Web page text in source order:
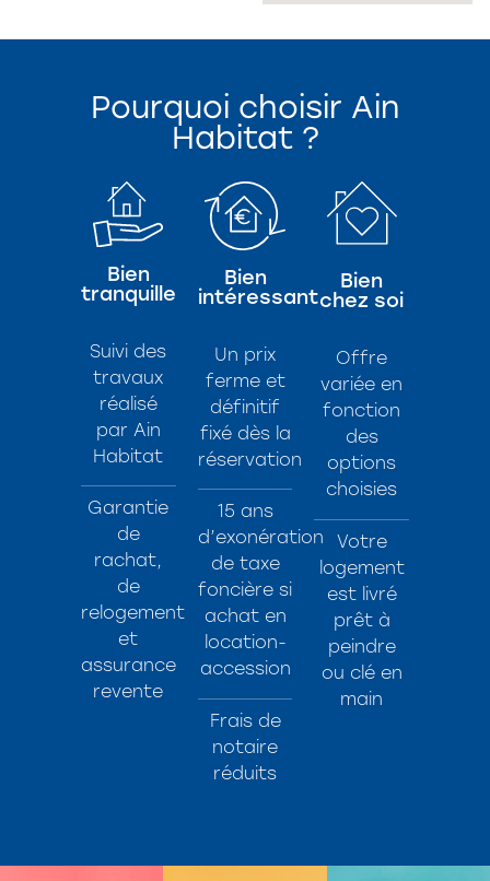
Pourquoi choisir Ain
Habitat ?
Bien
tranquille
Suivi des
travaux
réalisé
par Ain
Habitat
Garantie
de
rachat,
de
relogement
et
assurance
revente
Bien
intéressant
Un prix
ferme et
définitif
fixé dès la
réservation
15 ans
d’exonération
de taxe
foncière si
achat en
location-
accession
Frais de
notaire
réduits
Bien
chez soi
Offre
variée en
fonction
des
options
choisies
Votre
logement
est livré
prêt à
peindre
ou clé en
main